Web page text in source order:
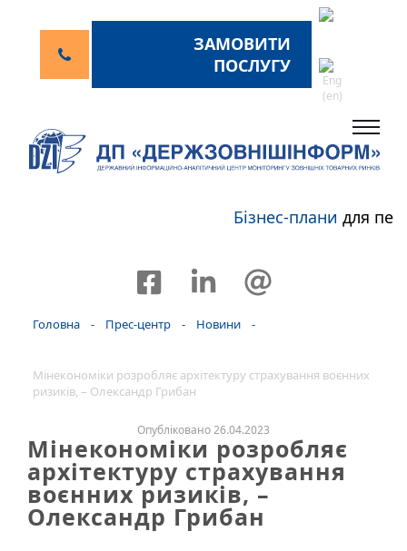
ЗАМОВИТИ
ПОСЛУГУ
Бізнес-планидля
Головна - Прес-центр - Новини -
Мінекономіки розробляє архітектуру страхування воєнних
ризиків, – Олександр Грибан
Опубліковано 26.04.2023
Мінекономіки розробляє
архітектуру страхування
воєнних ризиків, –
Олександр Грибан